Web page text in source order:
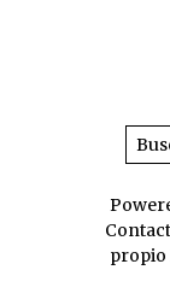
propio